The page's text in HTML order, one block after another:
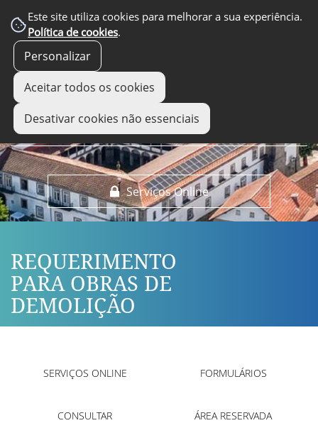
Este site utiliza cookies para melhorar a sua experiência.
Política de cookies.
Personalizar
Aceitar todos os cookies
Desativar cookies não essenciais
Serviços Online
EM DESTAQUE
REQUERIMENTO
PARA OBRAS DE
DEMOLIÇÃO
SERVIÇOS ONLINE FORMULÁRIOS
CONSULTAR ÁREA RESERVADA